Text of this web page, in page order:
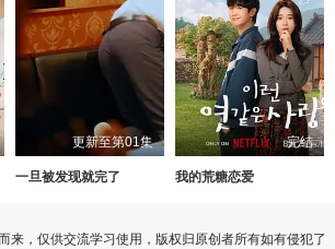
更新至第01集
一旦被发现就完了
完结
我的荒糖恋爱
来，仅供交流学习使用，版权归原创者所有如有侵犯了